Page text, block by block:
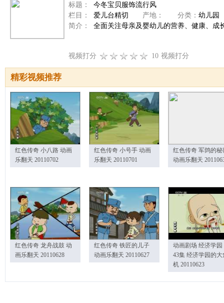
标题：
今冬宝贝服饰流行风
栏目：
爱儿台精切 产地： 分类： 幼儿园
简介：
全面关注母亲及婴幼儿的营养、健康、成
视频打分 10 视频打分
精彩视频推荐
红色传奇 小八路 动画
乐翻天 20110702
红色传奇 小号手 动画
乐翻天 20110701
红色传奇 军鸽的秘
动画乐翻天
红色传奇 龙舟战鼓 动
画乐翻天 20110628
红色传奇 铁匠的儿子
动画乐翻天 20110627
动画剧场 经济学园
43集 经济学园的大
机 20110623